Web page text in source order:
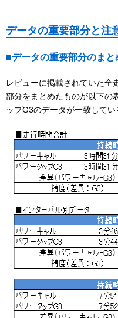
データの重要部分と注
■データの重要部分のまと
レビューに掲載されていた全
部分をまとめたものが以下の
ップG3のデータが一致してい